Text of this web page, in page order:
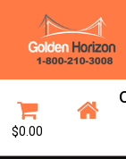
$0.00